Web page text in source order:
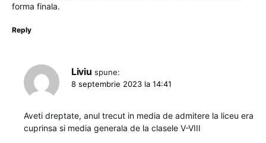
forma finala.
Reply
Liviu spune:
8 septembrie 2023 la 14:41
Aveti dreptate, anul trecut in media de admitere la liceu era
cuprinsa si media generala de la clasele V-VIII